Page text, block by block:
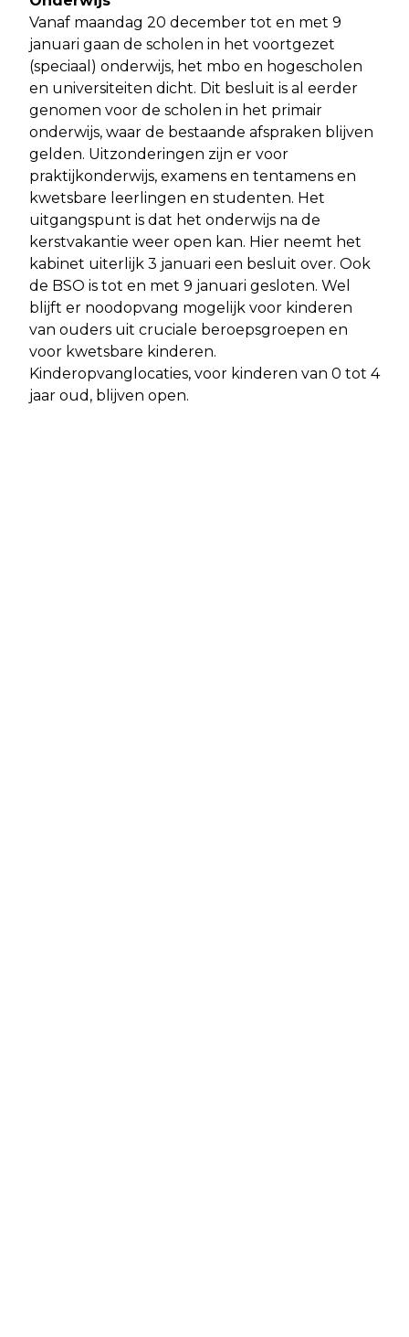
Vanaf maandag 20 december tot en met 9
januari gaan de scholen in het voortgezet
(speciaal) onderwijs, het mbo en hogescholen
en universiteiten dicht. Dit besluit is al eerder
genomen voor de scholen in het primair
onderwijs, waar de bestaande afspraken blijven
gelden. Uitzonderingen zijn er voor
praktijkonderwijs, examens en tentamens en
kwetsbare leerlingen en studenten. Het
uitgangspunt is dat het onderwijs na de
kerstvakantie weer open kan. Hier neemt het
kabinet uiterlijk 3 januari een besluit over. Ook
de BSO is tot en met 9 januari gesloten. Wel
blijft er noodopvang mogelijk voor kinderen
van ouders uit cruciale beroepsgroepen en
voor kwetsbare kinderen.
Kinderopvanglocaties, voor kinderen van 0 tot 4
jaar oud, blijven open.